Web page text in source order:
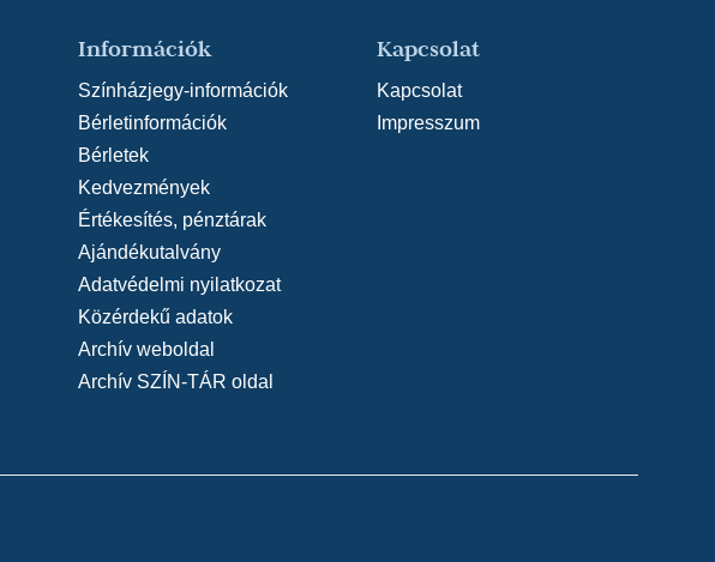
Információk
Színházjegy-információk
Bérletinformációk
Bérletek
Kedvezmények
Értékesítés, pénztárak
Ajándékutalvány
Adatvédelmi nyilatkozat
Közérdekű adatok
Archív weboldal
Archív SZÍN-TÁR oldal
Kapcsolat
Kapcsolat
Impresszum